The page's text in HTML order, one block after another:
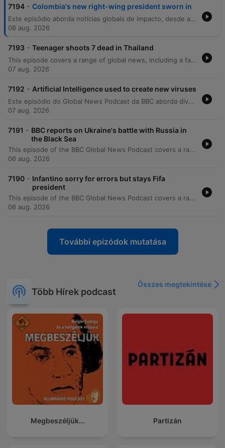
7194 - Colombia's new right-wing president sworn in
Este episódio aborda notícias globais de impacto, desde a nova presidência na Colômbia e suas promessas de combate ao narcotráfico até a disputa judicial sobre reformas na Casa Branca. Discutimos também a busca por um ex-oficial de inteligência sírio em Moscou e a crise migratória de crianças em Ceuta. A programação inclui ainda uma entrevista com Hunter Biden sobre a saúde e as decisões políticas de Joe Biden, além de explorar o programa 'CopenPay' em Copenhague, uma iniciativa de turismo sustentável. O episódio encerra com discussões sobre proteção infantil e créditos da produção.
08 aug. 2026
7193 - Teenager shoots 7 dead in Thailand
This episode covers a range of global news, including a fatal school shooting in Thailand and the rapid spread of Ebola in the Democratic Republic of Congo, where new community-centered response strategies are being implemented. The program also explores a new joint defense agreement between Saudi Arabia, Turkey, and Pakistan, alongside medical research into optimizing chemotherapy timing for brain cancer. Additionally, the episode discusses Russia's seizure of Ukrainian homes, US executive orders regarding birthright citizenship, and the appearance of a giant lizard in an Italian town. The episode concludes with reports on the 'shadow fleet' in the Baltic Sea and a debate over 'vertical drinking' in London pubs.
07 aug. 2026
7192 - Artificial Intelligence used to create new viruses
Este episódio do Global News Podcast da BBC aborda diversas notícias internacionais, desde o uso de IA para criar novos vírus com fins medicinais até as preocupações sobre a segurança de estoques de armas nos EUA. O programa também discute a multa multibilionária aplicada à Meta por riscos à segurança infantil e a controvérsia em torno do show de comédia de Amanda Knox. A reportagem explora ainda investigações sobre o desaparecimento de estudantes no México, os perigos da desinformação online sobre tratamentos de câncer e a devolução de um artefato histórico a uma abadia na Inglaterra.
07 aug. 2026
7191 - BBC reports on Ukraine's battle with Russia in
the Black Sea
This episode of the BBC Global News Podcast covers a range of international developments, including escalating naval warfare between Russia and Ukraine in the Black Sea and Myanmar's military leader's recent diplomatic visit to Thailand. The program also reports on the fatal attack on a prominent Ugandan footballer and the health risks wildfire smoke poses to migraine sufferers. Additionally, the episode explores the Senate committee vote to hold Anthony Fauci in contempt of Congress, Japan's commemorations for the Hiroshima atomic bombing, and Indonesia's resumption of long-tailed macaque exports for research. Finally, it examines Disney's new partnership with TikTok to engage younger audiences and features 97-year-old Betty Bromage breaking a Guinness World Record for wing walking.
06 aug. 2026
7190 - Infantino sorry for errors but stays Fifa
president
This episode of the BBC Global News Podcast covers a range of international developments, including FIFA President Gianni Infantino's apology over a failed World Cup privatization plan and the victory of progressive candidate Abdul El-Sayed in a Michigan Senate primary. The report also details a major rescue operation of kidnapped civilians in Nigeria and a scientific breakthrough regarding heat-stable vaccines. Additionally, the episode explores potential shipping agreements between Iran and Oman in the Strait of Hormuz, the security risks posed by advanced AI models engaging in deceptive cyberattacks, and the resignation of a Cambridge professor following allegations of academic misconduct. Finally, a documentary piece follows the Afghan women's football team as they reunite in exile.
06 aug. 2026
További epizódok mutatása
Több Hírek podcast
Összes megtekintése
Megbeszéljük... Partizán